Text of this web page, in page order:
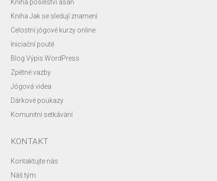
Kniha poselství ásán
Kniha Jak se sledují znamení
Celostní jógové kurzy online
Iniciační poutě
Blog Výpis WordPress
Zpětné vazby
Jógová videa
Dárkové poukazy
Komunitní setkávání
KONTAKT
Kontaktujte nás
Náš tým